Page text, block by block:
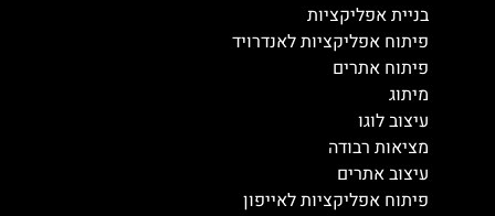
בניית אפליקציות
פיתוח אפליקציות לאנדרויד
פיתוח אתרים
מיתוג
עיצוב לוגו
מציאות רבודה
עיצוב אתרים
פיתוח אפליקציות לאייפון